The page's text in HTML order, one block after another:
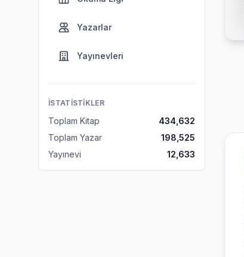
Yazarlar
Yayınevleri
İSTATISTIKLER
Toplam Kitap
434,632
Toplam Yazar
198,525
Yayınevi
12,633